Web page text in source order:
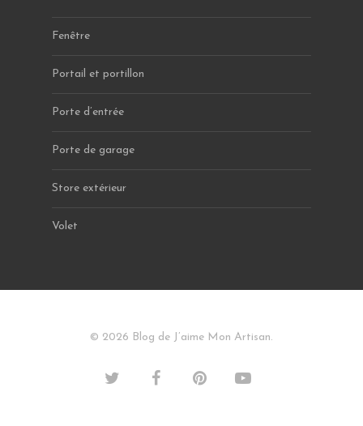
Fenêtre
Portail et portillon
Porte d’entrée
Porte de garage
Store extérieur
Volet
© 2026 Blog de J’aime Mon Artisan.